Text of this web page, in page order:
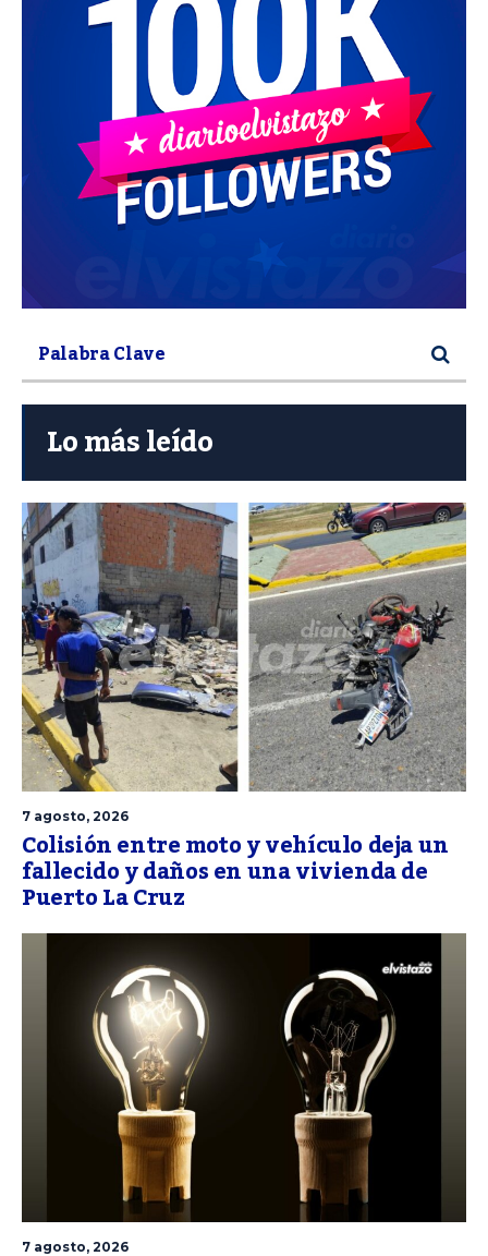
Lo más leído
7 agosto, 2026
Colisión entre moto y vehículo deja un
fallecido y daños en una vivienda de
Puerto La Cruz
7 agosto, 2026